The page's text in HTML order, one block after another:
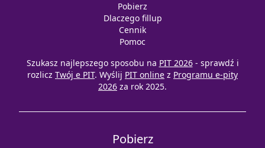
Pobierz
Dlaczego fillup
Cennik
Pomoc
Szukasz najlepszego sposobu na PIT 2026 - sprawdź i
rozlicz Twój e PIT. Wyślij PIT online z Programu e-pity
2026 za rok 2025.
Pobierz